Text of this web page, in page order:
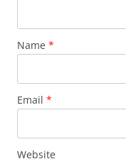
Name *
Email *
Website